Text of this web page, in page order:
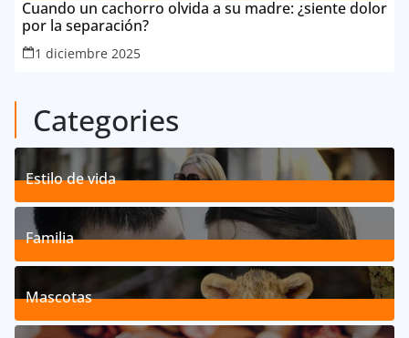
Cuando un cachorro olvida a su madre: ¿siente dolor
por la separación?
1 diciembre 2025
Categories
Estilo de vida
192Posts
Familia
527Posts
Mascotas
119Posts